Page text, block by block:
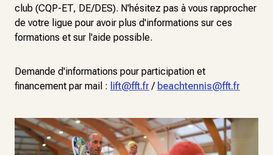
club (CQP-ET, DE/DES). N'hésitez pas à vous rapprocher
de votre ligue pour avoir plus d'informations sur ces
formations et sur l'aide possible.
Demande d'informations pour participation et
financement par mail : lift@fft.fr / beachtennis@fft.fr